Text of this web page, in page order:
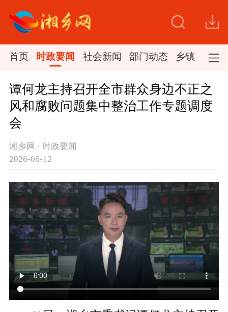
首页 时政要闻 社会新闻 部门动态 乡镇新闻
谭何龙主持召开全市群众身边不正之
风和腐败问题集中整治工作专题调度
会
湘乡网 · 时政要闻
2026-06-12